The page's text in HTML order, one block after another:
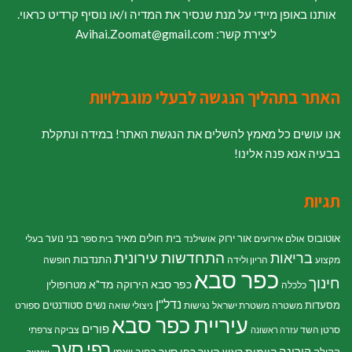
אותנו באופן מיידי על מנת שנסיר את המדיה ו/או נוסיף קרדיט כראוי.
ליצירת קשר: Avihai.Zoomat@gmail.com
האתר בתהליך הנגשה לבעלי מוגבלויות
אנו עושים כל מאמץ להשלים את הנגשת האתר! במידה ונתקלת
בבעיה אנא פנה אלינו!
תגיות
אוטובוס אולם אירועים אור ירוק אושילנד בית חולים מאיר בית ספר בני נוער בעלי
מקצוע בריאות הריון ולידה התחדשות עירוניתהתנדבות חופשה
חינוך כלכלה כפר סבא כפר סבא הירוקה מד"א מטרופולין
מסעדות משטרה משטרת ישראל נגישות נדל"ן ניצולי שואה נשים סטודנטים ספורט
סרטן השד עזרה ראשונה עיריית כפר סבא פורים צביקה צרפתי